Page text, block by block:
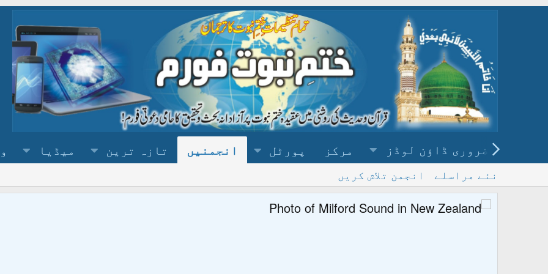
ضروری ڈاؤن لوڈز مرکز پورٹل انجمنیں تازہ ترین میڈیا
نئے مراسلے انجمن تلاش کریں